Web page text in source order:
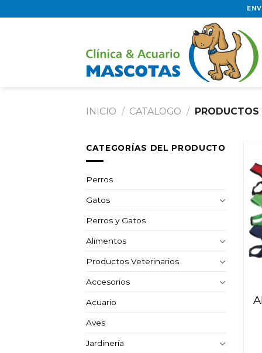
to
INICIO / CATALOGO / PRODUCTOS
CATEGORÍAS DEL PRODUCTO
Perros
Gatos
Perros y Gatos
Alimentos
Productos Veterinarios
Accesorios
Acuario
Aves
Jardinería